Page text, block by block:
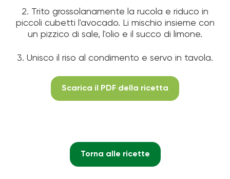
2. Trito grossolanamente la rucola e riduco in
piccoli cubetti l'avocado. Li mischio insieme con
un pizzico di sale, l'olio e il succo di limone.
3. Unisco il riso al condimento e servo in tavola.
Scarica il PDF della ricetta
Torna alle ricette